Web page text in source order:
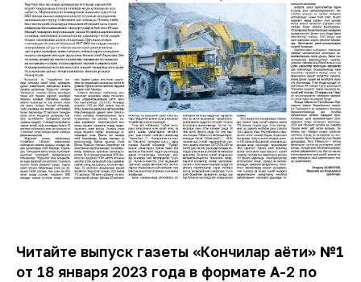
Читайте выпуск газеты «Кончилар ҳаёти» №1
от 18 января 2023 года в формате А-2 по